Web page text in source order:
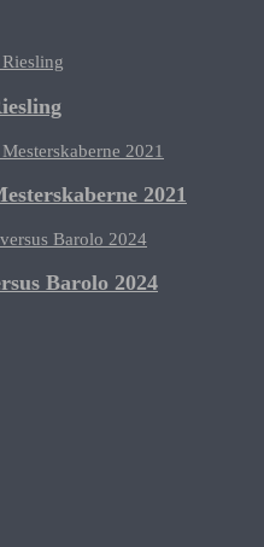
2021
Barolo 2024